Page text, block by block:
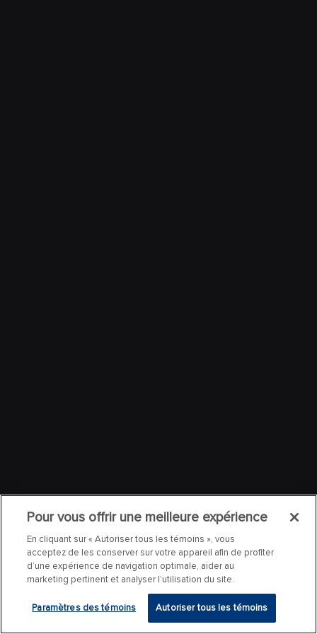
Pour vous offrir une meilleure expérience
En cliquant sur « Autoriser tous les témoins », vous
acceptez de les conserver sur votre appareil afin de profiter
d’une expérience de navigation optimale, aider au
marketing pertinent et analyser l’utilisation du site.
Paramètres des témoins Autoriser tous les témoins